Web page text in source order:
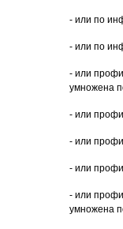
- или по
- или по
- или
умножена
- или
- или
- или
- или
умножена